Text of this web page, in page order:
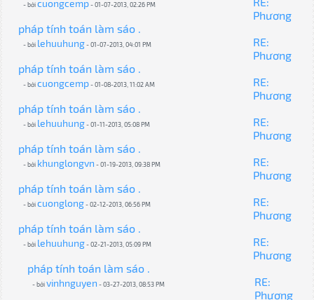
- bởicuongcemp- 01-07-2013, 02:26 PM
Phương
pháp tính toán làm sáo .
- bởi lehuuhung- 01-07-2013, 04:01 PM
RE:
Phương
pháp tính toán làm sáo .
- bởicuongcemp- 01-08-2013, 11:02 AM
RE:
Phương
pháp tính toán làm sáo .
- bởi lehuuhung- 01-11-2013, 05:08 PM
RE:
Phương
pháp tính toán làm sáo .
- bởi khunglongvn - 01-19-2013, 09:38 PM
RE:
Phương
pháp tính toán làm sáo .
- bởicuonglong- 02-12-2013, 06:56 PM
RE:
Phương
pháp tính toán làm sáo .
- bởi lehuuhung- 02-21-2013, 05:09 PM
RE:
Phương
pháp tính toán làm sáo .
- bởivinhnguyen - 03-27-2013, 08:53 PM
RE:
Phương